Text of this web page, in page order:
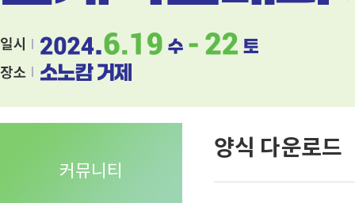
양식 다운로드
커뮤니티